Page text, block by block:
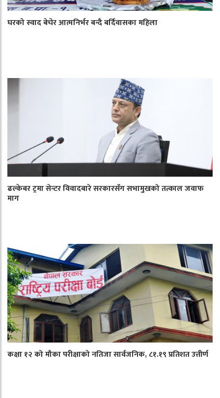
घरको स्वाद बेचेर आत्मनिर्भर बन्दै बर्दिवासका महिला
ढल्केबर ट्रमा सेन्टर विवादबारे सरकारसँग सभामुखको तत्काल जवाफ
माग
कक्षा १२ को मौका परीक्षाको नतिजा सार्वजनिक, ८१.१९ प्रतिशत उत्तीर्ण